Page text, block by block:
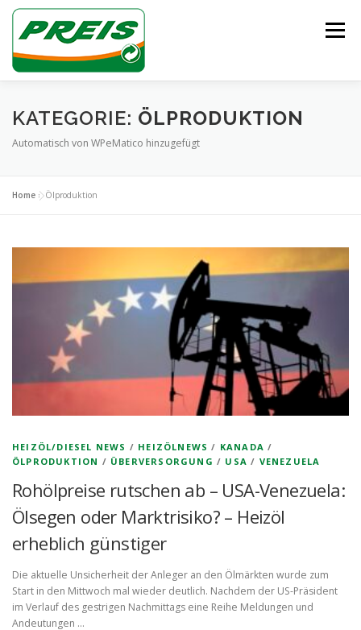
Zum
springen
Menü
ÜBER UNS HEIZÖL/DIESEL ENTSORGUNG
KATEGORIE: ÖLPRODUKTION
Automatisch von WPeMatico hinzugefügt
Home »Ölproduktion
HEIZÖL/DIESEL NEWS / HEIZÖLNEWS / KANADA /
ÖLPRODUKTION / ÜBERVERSORGUNG / USA / VENEZUELA
Rohölpreise rutschen ab – USA-Venezuela:
Ölsegen oder Marktrisiko? – Heizöl
erheblich günstiger
Die aktuelle Unsicherheit der Anleger an den Ölmärkten wurde zum
Start in den Mittwoch mal wieder deutlich. Nachdem der US-Präsident
im Verlauf des gestrigen Nachmittags eine Reihe Meldungen und
Andeutungen …